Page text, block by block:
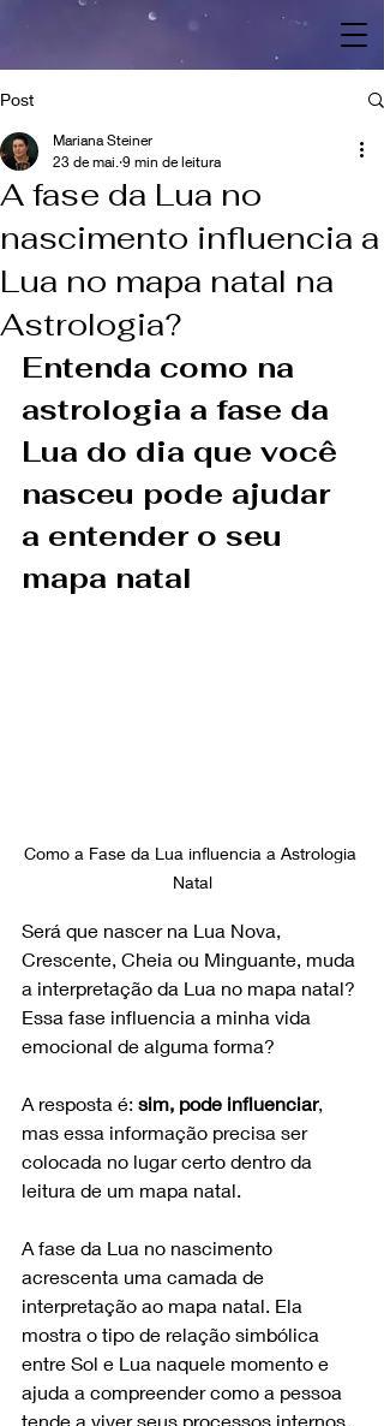
Post
A fase da Lua no
nascimento influencia a
Lua no mapa natal na
Astrologia?
Mariana Steiner
23 de mai. 9 min de leitura
Entenda como na
astrologia a fase da
Lua do dia que você
nasceu pode ajudar
a entender o seu
mapa natal
Como a Fase da Lua influencia a Astrologia
Natal
Será que nascer na Lua Nova,
Crescente, Cheia ou Minguante, muda
a interpretação da Lua no mapa natal?
Essa fase influencia a minha vida
emocional de alguma forma?
A resposta é: sim, pode influenciar,
mas essa informação precisa ser
colocada no lugar certo dentro da
leitura de um mapa natal.
A fase da Lua no nascimento
acrescenta uma camada de
interpretação ao mapa natal. Ela
mostra o tipo de relação simbólica
entre Sol e Lua naquele momento e
ajuda a compreender como a pessoa
tende a viver seus processos internos,